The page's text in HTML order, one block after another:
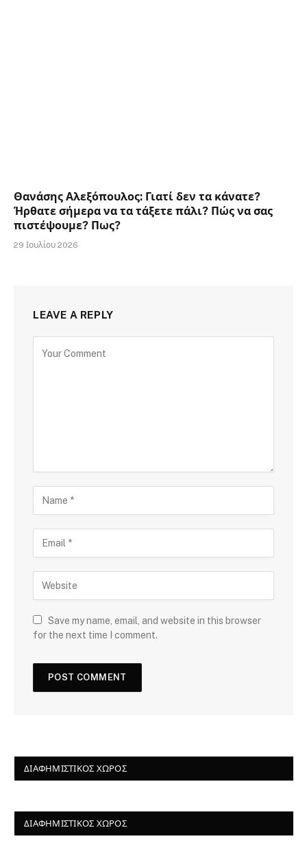
Θανάσης Αλεξόπουλος: Γιατί δεν τα κάνατε?
Ήρθατε σήμερα να τα τάξετε πάλι? Πώς να σας
πιστέψουμε? Πως?
29 Ιουλίου 2026
LEAVE A REPLY
Save my name, email, and website in this browser
for the next time I comment.
ΔΙΑΦΗΜΙΣΤΙΚΌΣ ΧΏΡΟΣ
ΔΙΑΦΗΜΙΣΤΙΚΌΣ ΧΏΡΟΣ